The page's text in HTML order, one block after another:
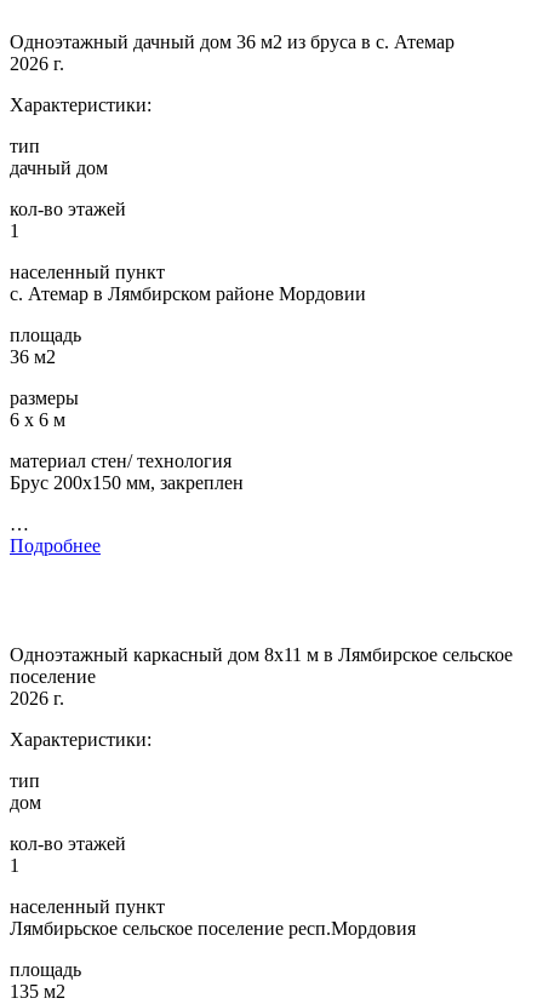
Одноэтажный дачный дом 36 м2 из бруса в с. Атемар
2026 г.
Характеристики:
тип
дачный дом
кол-во этажей
1
населенный пункт
с. Атемар в Лямбирском районе Мордовии
площадь
36 м2
размеры
6 х 6 м
материал стен/ технология
Брус 200х150 мм, закреплен
…
Подробнее
Одноэтажный каркасный дом 8х11 м в Лямбирское сельское
поселение
2026 г.
Характеристики:
тип
дом
кол-во этажей
1
населенный пункт
Лямбирьское сельское поселение респ.Мордовия
площадь
135 м2